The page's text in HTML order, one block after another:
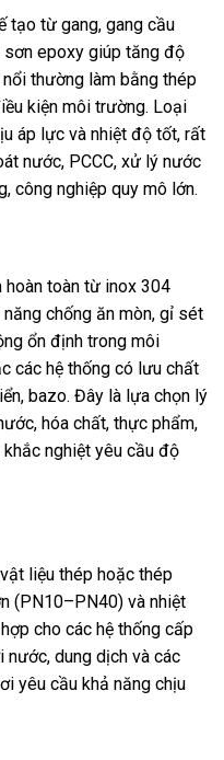
tạo từ gang, gang cầu
sơn epoxy giúp tăng độ
nổi thường làm bằng thép
kiện môi trường. Loại
áp lực và nhiệt độ tốt, rất
nước, PCCC, xử lý nước
công nghiệp quy mô lớn.
toàn từ inox 304
chống ăn mòn, gỉ sét
ổn định trong môi
các hệ thống có lưu chất
bazo. Đây là lựa chọn lý
hóa chất, thực phẩm,
nghiệt yêu cầu độ
liệu thép hoặc thép
(PN10–PN40) và nhiệt
cho các hệ thống cấp
nước, dung dịch và các
yêu cầu khả năng chịu